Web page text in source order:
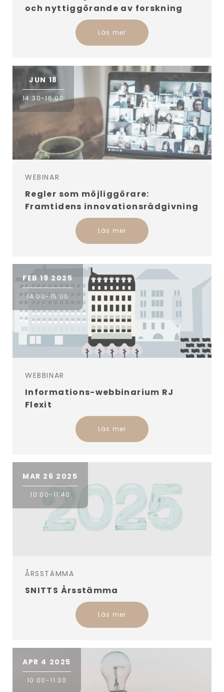
och nyttiggörande av forskning
Läs mer
JUN 18
14:30-16:00
WEBINAR
Regler som möjliggörare:
Framtidens innovationsrådgivning
Läs mer
FEB 19 2025
14:00-15:00
WEBBINAR
Informations-webbinarium RJ
Flexit
Läs mer
MAR 26 2025
10:00-11:40
ÅRSSTÄMMA
SNITTS Årsstämma
Läs mer
APR 4 2025
10:00-11:30